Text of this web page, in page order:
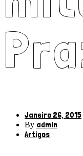
Janeiro 26, 2015
By admin
Artigos